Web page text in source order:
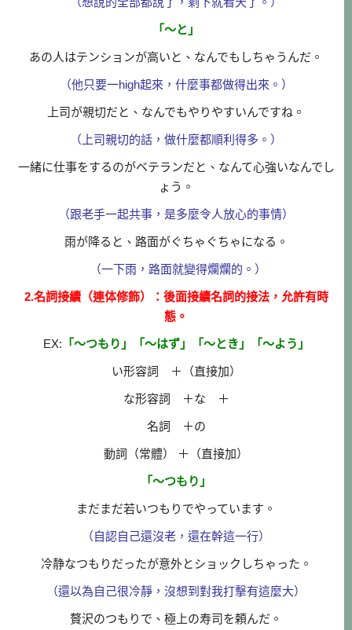
「～と」
あの人はテンションが高いと、なんでもしちゃうんだ。
（他只要一high起來，什麼事都做得出來。）
上司が親切だと、なんでもやりやすいんですね。
（上司親切的話，做什麼都順利得多。）
一緒に仕事をするのがベテランだと、なんて心強いなんでし
ょう。
（跟老手一起共事，是多麼令人放心的事情）
雨が降ると、路面がぐちゃぐちゃになる。
（一下雨，路面就變得爛爛的。）
2.名詞接續（連体修飾）：後面接續名詞的接法，允許有時
態。
EX: 「～つもり」「～はず」「～とき」「～よう」
い形容詞 ＋（直接加）
な形容詞 ＋な ＋
名詞 ＋の
動詞（常體） ＋（直接加）
「～つもり」
まだまだ若いつもりでやっています。
（自認自己還沒老，還在幹這一行）
冷静なつもりだったが意外とショックしちゃった。
（還以為自己很冷靜，沒想到對我打擊有這麼大）
贅沢のつもりで、極上の寿司を頼んだ。